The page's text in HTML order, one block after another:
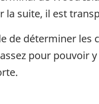
suite, il est
de déterminer les
pour pouvoir